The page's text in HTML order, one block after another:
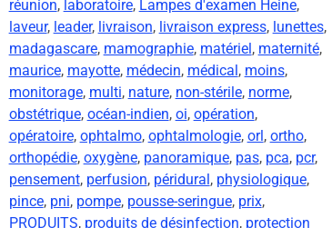
réunion, laboratoire, Lampes d'examen Heine,
laveur, leader, livraison, livraison express, lunettes,
madagascare, mamographie, matériel , maternité,
maurice, mayotte, médecin, médical , moins,
monitorage, multi, nature, non-stérile, norme,
obstétrique, océan-indien, oi, opération,
opératoire, ophtalmo, ophtalmologie, orl , ortho,
orthopédie, oxygène, panoramique, pas, pca, pcr,
pensement, perfusion, péridural , physiologique,
pince, pni, pompe, pousse-seringue, prix,
PRODUITS, produits de désinfection, protection